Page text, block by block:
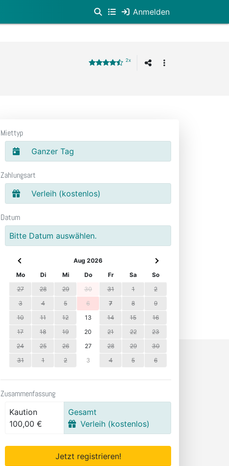
Anmelden
2x
Miettyp
Ganzer Tag
Zahlungsart
Verleih (kostenlos)
Datum
Bitte Datum auswählen.
Aug 2026
Mo
Di Mi Do Fr Sa
So
27
28 29 30 31 1
2
3
4 5 6 7 8
9
10
11 12 13 14 15
16
17
18 19 20 21 22
23
24
25 26 27 28 29
30
31
1 2 3 4 5 6
Zusammenfassung
Kaution
100,00 €
Gesamt
Verleih (kostenlos)
Jetzt registrieren!